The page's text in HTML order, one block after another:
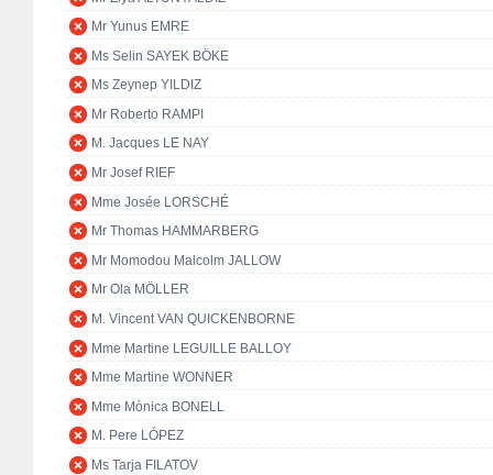
Mr Yunus EMRE
Ms Selin SAYEK BÖKE
Ms Zeynep YILDIZ
Mr Roberto RAMPI
M. Jacques LE NAY
Mr Josef RIEF
Mme Josée LORSCHÉ
Mr Thomas HAMMARBERG
Mr Momodou Malcolm JALLOW
Mr Ola MÖLLER
M. Vincent VAN QUICKENBORNE
Mme Martine LEGUILLE BALLOY
Mme Martine WONNER
Mme Mònica BONELL
M. Pere LÓPEZ
Ms Tarja FILATOV